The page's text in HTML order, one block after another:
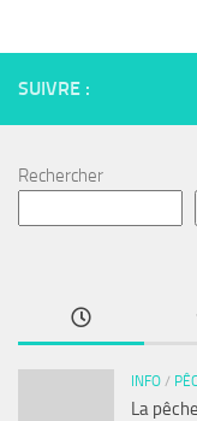
SUIVRE :
Rechercher
INFO /
La